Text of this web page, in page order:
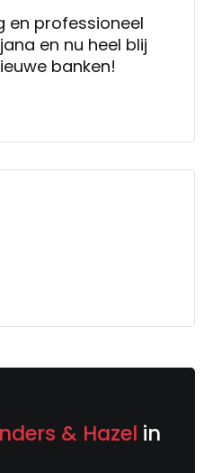
en professioneel
en nu heel blij
banken!
& Hazel in